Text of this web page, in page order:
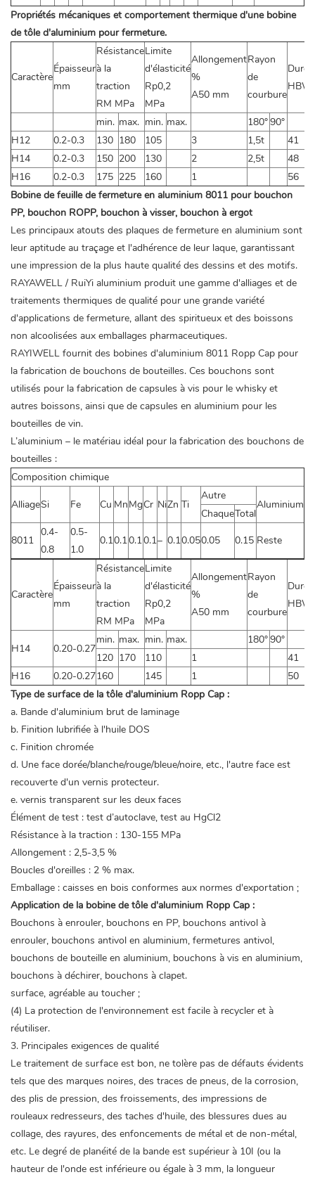
Propriétés mécaniques et comportement thermique d'une bobine
de tôle d'aluminium pour fermeture.
Caractère
Épaisseur
mm
Résistance
à la
traction
RM MPa
Limite
d'élasticité
Rp0,2
MPa
Allongement
%
A50 mm
Rayon
de
courbure
min. max. min. max. 180°90°
H12
0.2-0.3 130 180 105 3 1,5t
41
H14
0.2-0.3 150 200 130 2 2,5t
48
H16
0.2-0.3 175 225 160 1
56
Bobine de feuille de fermeture en aluminium 8011 pour bouchon
PP, bouchon ROPP, bouchon à visser, bouchon à ergot
Les principaux atouts des plaques de fermeture en aluminium sont
leur aptitude au traçage et l'adhérence de leur laque, garantissant
une impression de la plus haute qualité des dessins et des motifs.
RAYAWELL / RuiYi aluminium produit une gamme d'alliages et de
traitements thermiques de qualité pour une grande variété
d'applications de fermeture, allant des spiritueux et des boissons
non alcoolisées aux emballages pharmaceutiques.
RAYIWELL fournit des bobines d'aluminium 8011 Ropp Cap pour
la fabrication de bouchons de bouteilles. Ces bouchons sont
utilisés pour la fabrication de capsules à vis pour le whisky et
autres boissons, ainsi que de capsules en aluminium pour les
bouteilles de vin.
L’aluminium – le matériau idéal pour la fabrication des bouchons de
bouteilles :
Composition chimique
AlliageSi Fe Cu MnMgCr NiZn Ti
Autre
Aluminium
ChaqueTotal
8011
0.4-
0.8
0.5-
1.0
0.10.10.10.1– 0.10.050.05 0.15 Reste
Caractère
Épaisseur
mm
Résistance
à la
traction
RM MPa
Limite
d'élasticité
Rp0,2
MPa
Allongement
%
A50 mm
Rayon
de
courbure
H14 0.20-0.27
min. max. min. max. 180°90°
120 170 110 1
41
H16
0.20-0.27160 145 1
50
Type de surface de la tôle d'aluminium Ropp Cap :
a. Bande d'aluminium brut de laminage
b. Finition lubrifiée à l'huile DOS
c. Finition chromée
d. Une face dorée/blanche/rouge/bleue/noire, etc., l'autre face est
recouverte d'un vernis protecteur.
e. vernis transparent sur les deux faces
Élément de test : test d’autoclave, test au HgCl2
Résistance à la traction : 130-155 MPa
Allongement : 2,5-3,5 %
Boucles d'oreilles : 2 % max.
Emballage : caisses en bois conformes aux normes d'exportation ;
Application de la bobine de tôle d'aluminium Ropp Cap :
Bouchons à enrouler, bouchons en PP, bouchons antivol à
enrouler, bouchons antivol en aluminium, fermetures antivol,
bouchons de bouteille en aluminium, bouchons à vis en aluminium,
bouchons à déchirer, bouchons à clapet.
surface, agréable au toucher ;
(4) La protection de l'environnement est facile à recycler et à
réutiliser.
3. Principales exigences de qualité
Le traitement de surface est bon, ne tolère pas de défauts évidents
tels que des marques noires, des traces de pneus, de la corrosion,
des plis de pression, des froissements, des impressions de
rouleaux redresseurs, des taches d'huile, des blessures dues au
collage, des rayures, des enfoncements de métal et de non-métal,
etc. Le degré de planéité de la bande est supérieur à 10I (ou la
hauteur de l'onde est inférieure ou égale à 3 mm, la longueur